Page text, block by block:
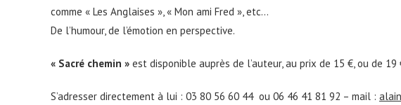
comme « Les Anglaises », « Mon ami Fred », etc…
De l’humour, de l’émotion en perspective.
« Sacré chemin » est disponible auprès de l’auteur, au prix de 15 €, ou de 19
S’adresser directement à lui : 03 80 56 60 44 ou 06 46 41 81 92 – mail :